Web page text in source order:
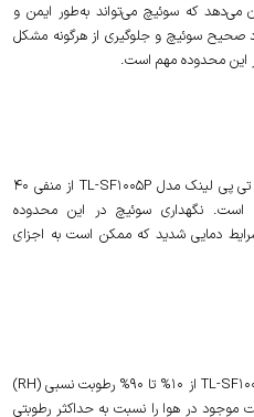
می‌دهد که سوئیچ می‌تواند به‌طور ایمن و
صحیح سوئیچ و جلوگیری از هرگونه مشکل
این محدوده مهم است.
محدوده دمای نگهداری برای سوئیچ شبکه تی پی لینک مدل TL-SF1005P از منفی 40
درجه سانتی‌گراد است. نگهداری سوئیچ در این محدوده
دمایی شدید که ممکن است به اجزای
محدوده رطوبت عملیاتی سوئیچ شبکه TL-SF1005P از 10% تا 90% رطوبت نسبی (RH)
موجود در هوا را نسبت به حداکثر رطوبتی